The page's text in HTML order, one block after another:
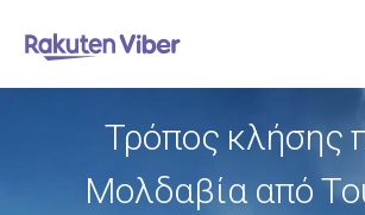
Τρόπος κλήσης
Μολδαβία από